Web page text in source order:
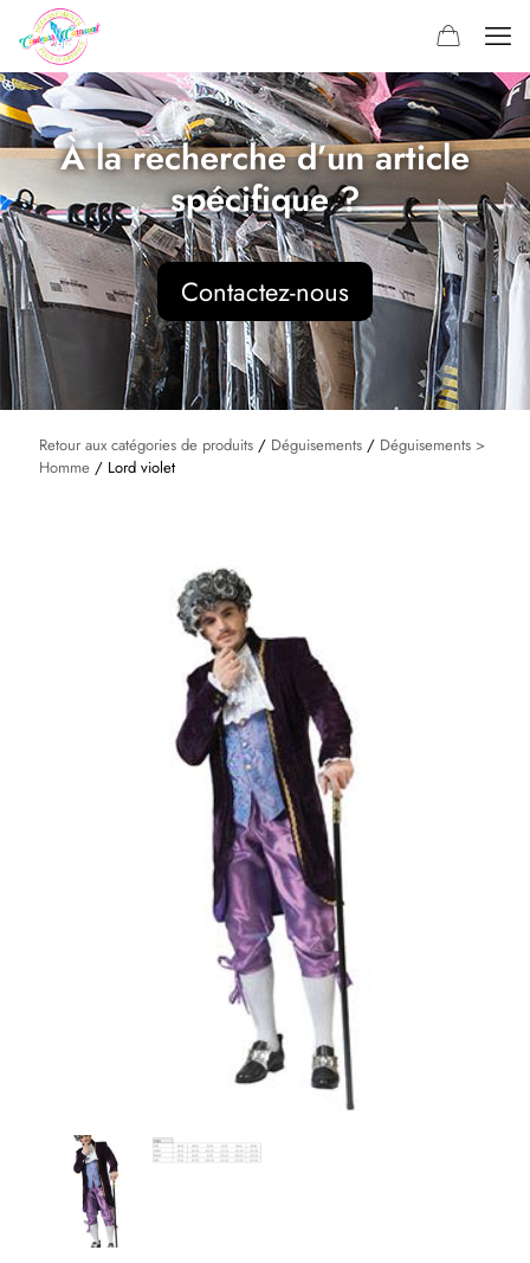
À la recherche d’un article
spécifique ?
Contactez-nous
Retour aux catégories de produits / Déguisements / Déguisements >
Homme / Lord violet